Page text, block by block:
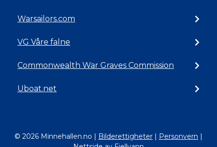
Warsailors.com
VG Våre falne
Commonwealth War Graves Commission
Uboat.net
© 2026 Minnehallen.no | Bilderettigheter | Personvern |